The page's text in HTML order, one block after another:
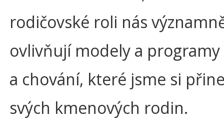
rodičovské roli nás
ovlivňují modely a
a chování, které jsme si
svých kmenových rodin.